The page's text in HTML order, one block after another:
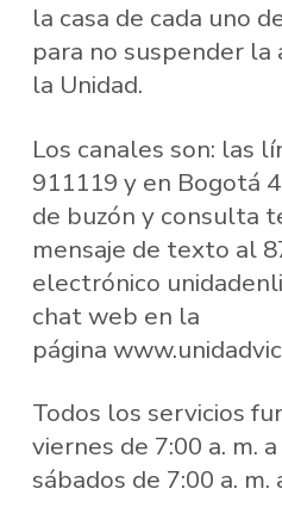
la casa de cada uno
para no suspender
la Unidad.
Los canales son: las
911119 y en Bogotá
de buzón y consulta
mensaje de texto al
electrónico
chat web en la
página
Todos los servicios
viernes de 7:00 a. m.
sábados de 7:00 a. m.